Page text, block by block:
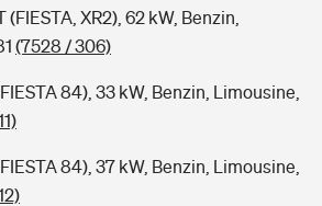
(FIESTA, XR2), 62 kW, Benzin,
(7528 / 306)
84), 33 kW, Benzin, Limousine,
84), 37 kW, Benzin, Limousine,